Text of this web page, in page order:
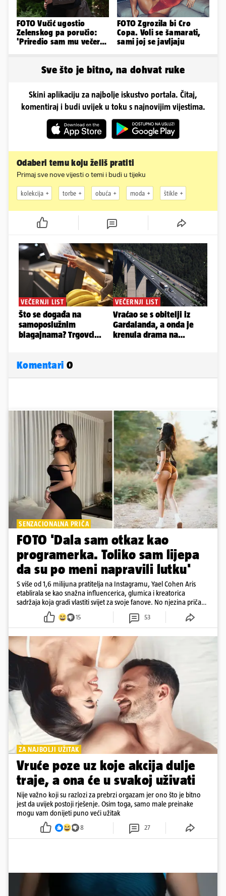
FOTO Vučić ugostio
Zelenskog pa poručio:
'Priredio sam mu večeru
FOTO Zgrozila bi Cro
Copa. Voli se šamarati,
sami joj se javljaju
Sve što je bitno, na dohvat ruke
Skini aplikaciju za najbolje iskustvo portala. Čitaj,
komentiraj i budi uvijek u toku s najnovijim vijestima.
Odaberi temu koju želiš pratiti
Primaj sve nove vijesti o temi i budi u tijeku
kolekcija torbe obuća moda štikle
Komentari 0
SENZACIONALNA PRIČA
FOTO 'Dala sam otkaz kao
programerka. Toliko sam lijepa
da su po meni napravili lutku'
S više od 1,6 milijuna pratitelja na Instagramu, Yael Cohen Aris
etablirala se kao snažna influencerica, glumica i kreatorica
sadržaja koja gradi vlastiti svijet za svoje fanove. No njezina priča
pokazuje da online slava dolazi i s neočekivanim izazovima
15 53
ZA NAJBOLJI UŽITAK
Vruće poze uz koje akcija dulje
traje, a ona će u svakoj uživati
Nije važno koji su razlozi za prebrzi orgazam jer ono što je bitno
jest da uvijek postoji rješenje. Osim toga, samo male preinake
mogu vam donijeti puno veći užitak
8 27